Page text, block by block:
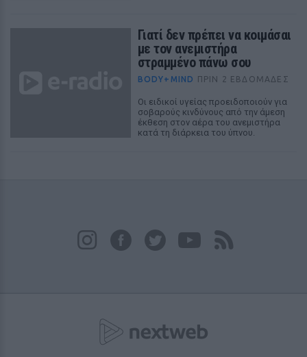
Γιατί δεν πρέπει να κοιμάσαι
με τον ανεμιστήρα
στραμμένο πάνω σου
BODY+MIND ΠΡΙΝ 2 ΕΒΔΟΜΆΔΕΣ
Οι ειδικοί υγείας προειδοποιούν για
σοβαρούς κινδύνους από την άμεση
έκθεση στον αέρα του ανεμιστήρα
κατά τη διάρκεια του ύπνου.